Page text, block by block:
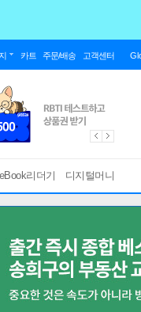
카트 주문/배송 고객센터
eBook리더기 디지털머니